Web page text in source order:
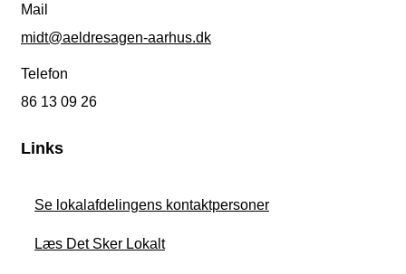
Mail
midt@aeldresagen-aarhus.dk
Telefon
86 13 09 26
Links
Se lokalafdelingens kontaktpersoner
Læs Det Sker Lokalt